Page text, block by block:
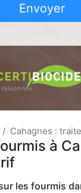
Envoyer
Cahagnes :
à
les fourmis